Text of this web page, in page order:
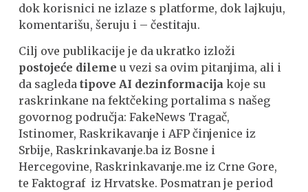
dok korisnici ne izlaze s platforme, dok lajkuju,
komentarišu, šeruju i – čestitaju.
Cilj ove publikacije je da ukratko izloži
postojeće dileme u vezi sa ovim pitanjima, ali i
da sagledatipove AI dezinformacija koje su
raskrinkane na fektčeking portalima s našeg
govornog područja: FakeNews Tragač,
Istinomer, Raskrikavanje i AFP činjenice iz
Srbije, Raskrinkavanje.ba iz Bosne i
Hercegovine, Raskrinkavanje.me iz Crne Gore,
te Faktograf iz Hrvatske. Posmatran je period